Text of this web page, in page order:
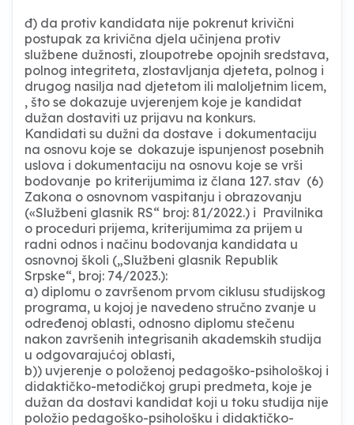
đ) da protiv kandidata nije pokrenut krivični
postupak za krivična djela učinjena protiv
službene dužnosti, zloupotrebe opojnih sredstava,
polnog integriteta, zlostavljanja djeteta, polnog i
drugog nasilja nad djetetom ili maloljetnim licem,
, što se dokazuje uvjerenjem koje je kandidat
dužan dostaviti uz prijavu na konkurs.
Kandidati su dužni da dostave i dokumentaciju
na osnovu koje se dokazuje ispunjenost posebnih
uslova i dokumentaciju na osnovu koje se vrši
bodovanje po kriterijumima iz člana 127. stav (6)
Zakona o osnovnom vaspitanju i obrazovanju
(«Službeni glasnik RS“ broj: 81/2022.) i Pravilnika
o proceduri prijema, kriterijumima za prijem u
radni odnos i načinu bodovanja kandidata u
osnovnoj školi („Službeni glasnik Republik
Srpske“, broj: 74/2023.):
a) diplomu o završenom prvom ciklusu studijskog
programa, u kojoj je navedeno stručno zvanje u
određenoj oblasti, odnosno diplomu stečenu
nakon završenih integrisanih akademskih studija
u odgovarajućoj oblasti,
b)) uvjerenje o položenoj pedagoško-psihološkoj i
didaktičko-metodičkoj grupi predmeta, koje je
dužan da dostavi kandidat koji u toku studija nije
položio pedagoško-psihološku i didaktičko-